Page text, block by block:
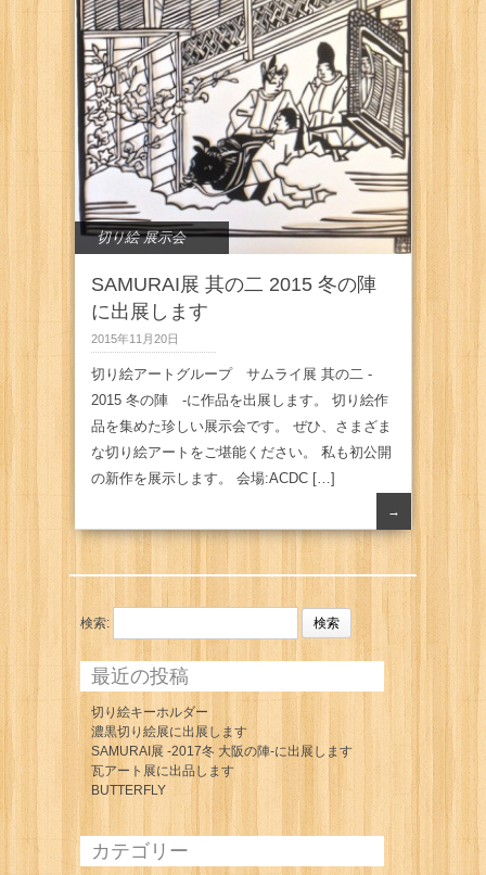
切り絵 展示会
SAMURAI展 其の二 2015 冬の陣
に出展します
2015年11月20日
切り絵アートグループ サムライ展 其の二 -
2015 冬の陣 -に作品を出展します。 切り絵作
品を集めた珍しい展示会です。 ぜひ、さまざま
な切り絵アートをご堪能ください。 私も初公開
の新作を展示します。 会場:ACDC […]
→
検索:
最近の投稿
切り絵キーホルダー
濃黒切り絵展に出展します
SAMURAI展 -2017冬 大阪の陣-に出展します
瓦アート展に出品します
BUTTERFLY
カテゴリー